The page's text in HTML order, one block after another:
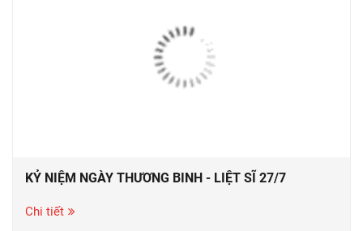
KỶ NIỆM NGÀY THƯƠNG BINH - LIỆT SĨ 27/7
Chi tiết